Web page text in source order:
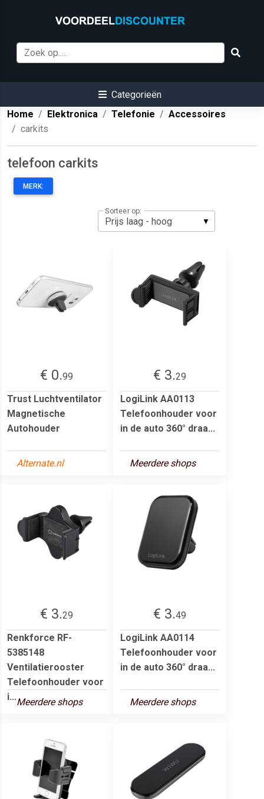
Categorieën
Home
Elektronica Telefonie
Accessoires
carkits
telefoon carkits
MERK:
Sorteer op:
€ 0.99
Trust Luchtventilator
Magnetische
Autohouder
Alternate.nl
€ 3.29
LogiLink AA0113
Telefoonhouder voor
in de auto 360° draa...
Meerdere shops
€ 3.29
Renkforce RF-
5385148
Ventilatierooster
Telefoonhouder voor
i...Meerdere shops
€ 3.49
LogiLink AA0114
Telefoonhouder voor
in de auto 360° draa...
Meerdere shops